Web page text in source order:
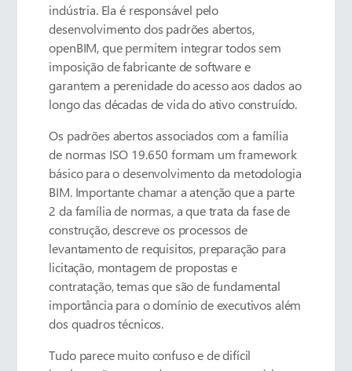
indústria. Ela é responsável pelo
desenvolvimento dos padrões abertos,
openBIM, que permitem integrar todos sem
imposição de fabricante de software e
garantem a perenidade do acesso aos dados ao
longo das décadas de vida do ativo construído.
Os padrões abertos associados com a família
de normas ISO 19.650 formam um framework
básico para o desenvolvimento da metodologia
BIM. Importante chamar a atenção que a parte
2 da família de normas, a que trata da fase de
construção, descreve os processos de
levantamento de requisitos, preparação para
licitação, montagem de propostas e
contratação, temas que são de fundamental
importância para o domínio de executivos além
dos quadros técnicos.
Tudo parece muito confuso e de difícil